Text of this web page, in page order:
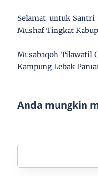
Selamat untuk
Mushaf Tingkat
Musabaqoh Tilawatil
Kampung Lebak
Anda mungkin